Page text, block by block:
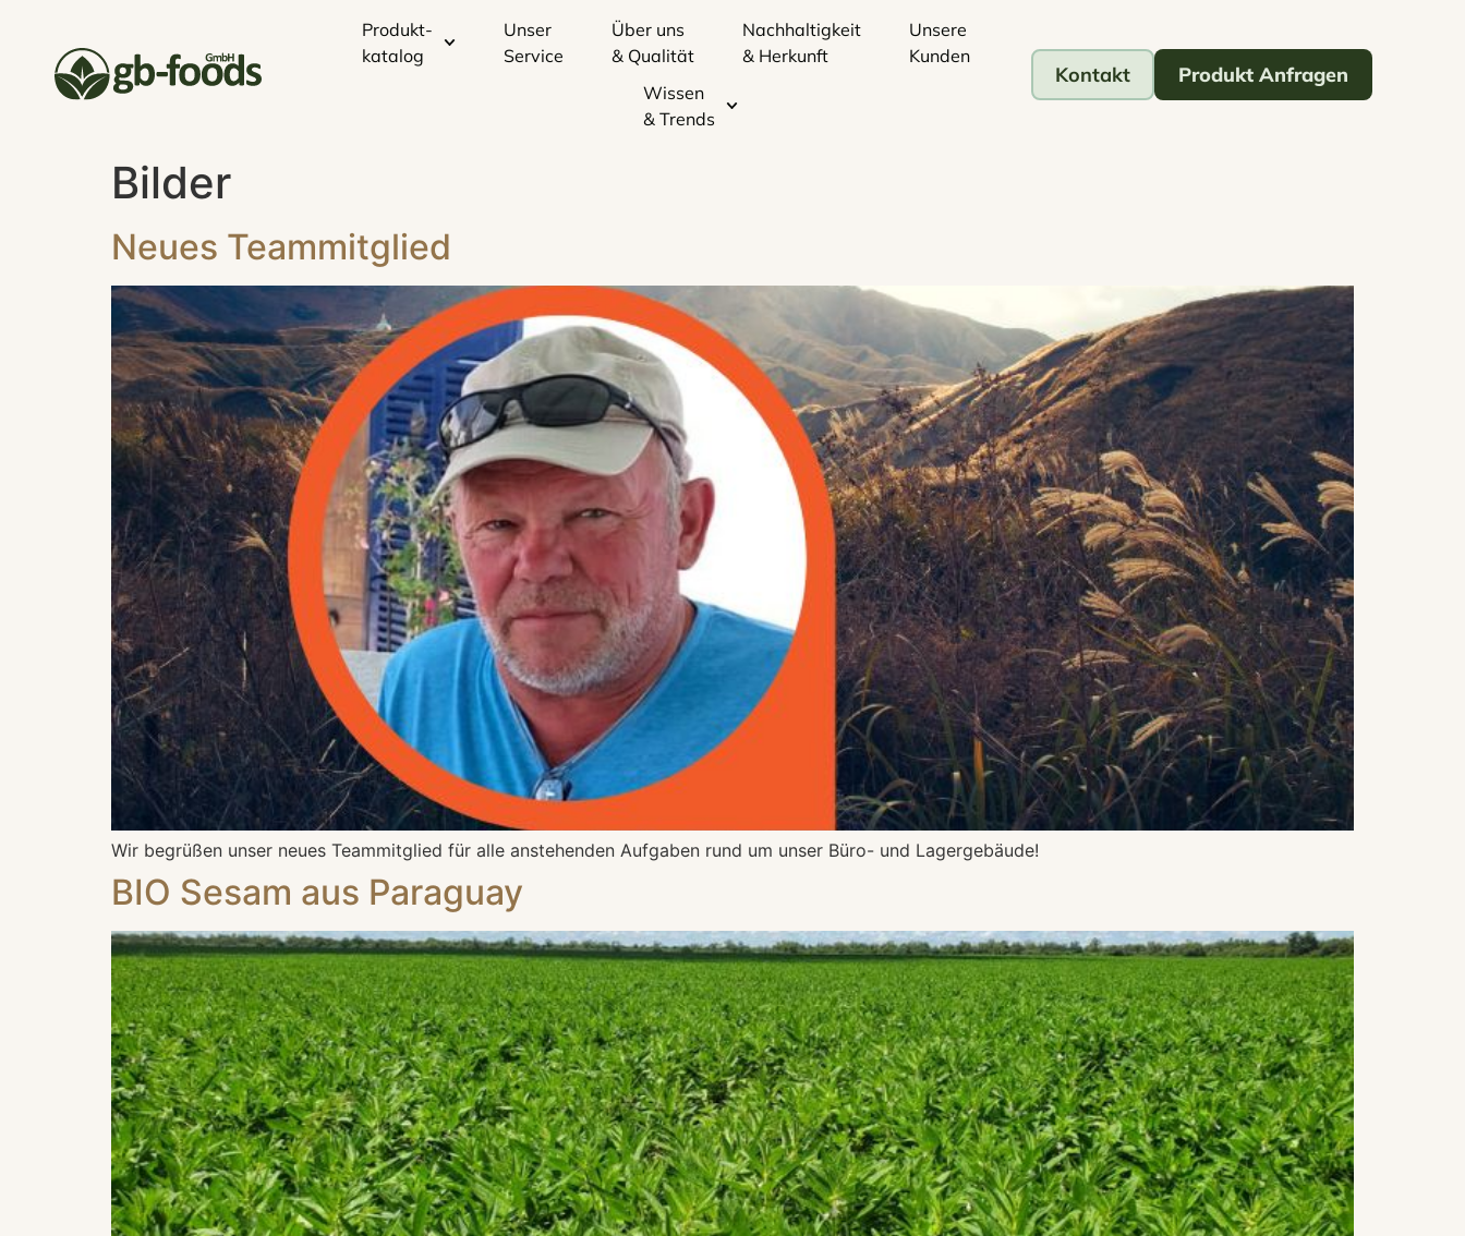
Produkt-
katalog
Unser
Service
Über uns
& Qualität
Nachhaltigkeit
& Herkunft
Unsere
Kunden
Wissen
& Trends
Kontakt Produkt Anfragen
Bilder
Neues Teammitglied
Wir begrüßen unser neues Teammitglied für alle anstehenden Aufgaben rund um unser Büro- und Lagergebäude!
BIO Sesam aus Paraguay